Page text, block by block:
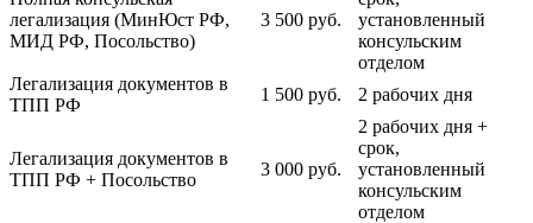
легализация (МинЮст РФ,
МИД РФ, Посольство)
3 500 руб.
установленный
консульским
отделом
Легализация документов в
ТПП РФ
1 500 руб. 2 рабочих дня
Легализация документов в
ТПП РФ + Посольство
3 000 руб.
2 рабочих дня +
срок,
установленный
консульским
отделом